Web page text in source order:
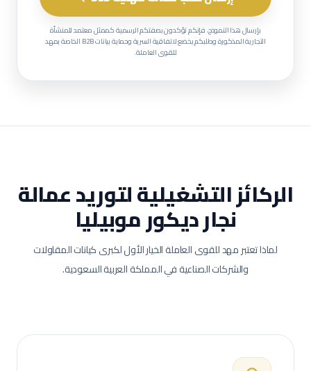
بإرسال هذا النموذج، فإنكم تؤكدون بصفتكم الرسمية كممثل معتمد للمنشأة
التجارية المذكورة وطلبكم يخضع لاتفاقية السرية وحماية بيانات B2B الخاصة بمهد
للقوى العاملة.
الركائز التشغيلية لتوريد عمالة
نجار ديكور موبيليا
لماذا تعتبر مهد للقوى العاملة الخيار الأول لكبرى كيانات المقاولات
والشركات الصناعية في المملكة العربية السعودية.